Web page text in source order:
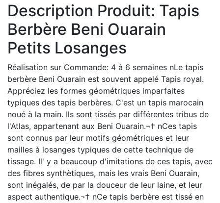
Description Produit: Tapis
Berbère Beni Ouarain
Petits Losanges
Réalisation sur Commande: 4 à 6 semaines nLe tapis
berbère Beni Ouarain est souvent appelé Tapis royal.
Appréciez les formes géométriques imparfaites
typiques des tapis berbères. C'est un tapis marocain
noué à la main. Ils sont tissés par différentes tribus de
l'Atlas, appartenant aux Beni Ouarain.¬† nCes tapis
sont connus par leur motifs géométriques et leur
mailles à losanges typiques de cette technique de
tissage. Il' y a beaucoup d'imitations de ces tapis, avec
des fibres synthètiques, mais les vrais Beni Ouarain,
sont inégalés, de par la douceur de leur laine, et leur
aspect authentique.¬† nCe tapis berbère est tissé en